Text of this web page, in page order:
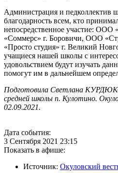
Администрация и
благодарность всем, кто
непосредственное участие:
«Соммерс» г. Боровичи, ООО
«Просто студия» г. Великий
учащиеся нашей школы с
удовольствием будут изучать
помогут им в дальнейшем
Подготовила Светлана
средней школы п. Кулотино.
02.09.2021.
Дата события:
3 Сентября 2021 23:15
Показать в афише:
Источник: Окуловский